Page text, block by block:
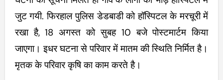
जुट गयी. फिरहाल पुलिस डेडबाडी को हॉस्पिटल के मरचूरी में
रखा है, 18 अगस्त को सुबह 10 बजे पोस्टमार्टम किया
जाएगा। इधर घटना से परिवार में मातम की स्थिति निर्मित है।
मृतक के परिवार कृषि का काम करते है।